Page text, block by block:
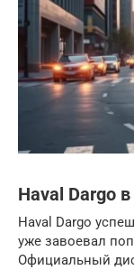
Haval Dargo
Haval Dargo
уже завоевал
Официальный